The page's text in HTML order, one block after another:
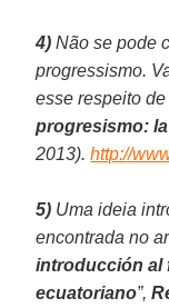
4) Não se pode
progressismo.
esse respeito
progresismo:
2013).http://
5) Uma ideia
encontrada no
introducción al
ecuatoriano”,